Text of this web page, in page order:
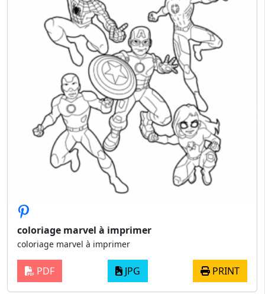
coloriage marvel à imprimer
coloriage marvel à imprimer
PDF JPG PRINT